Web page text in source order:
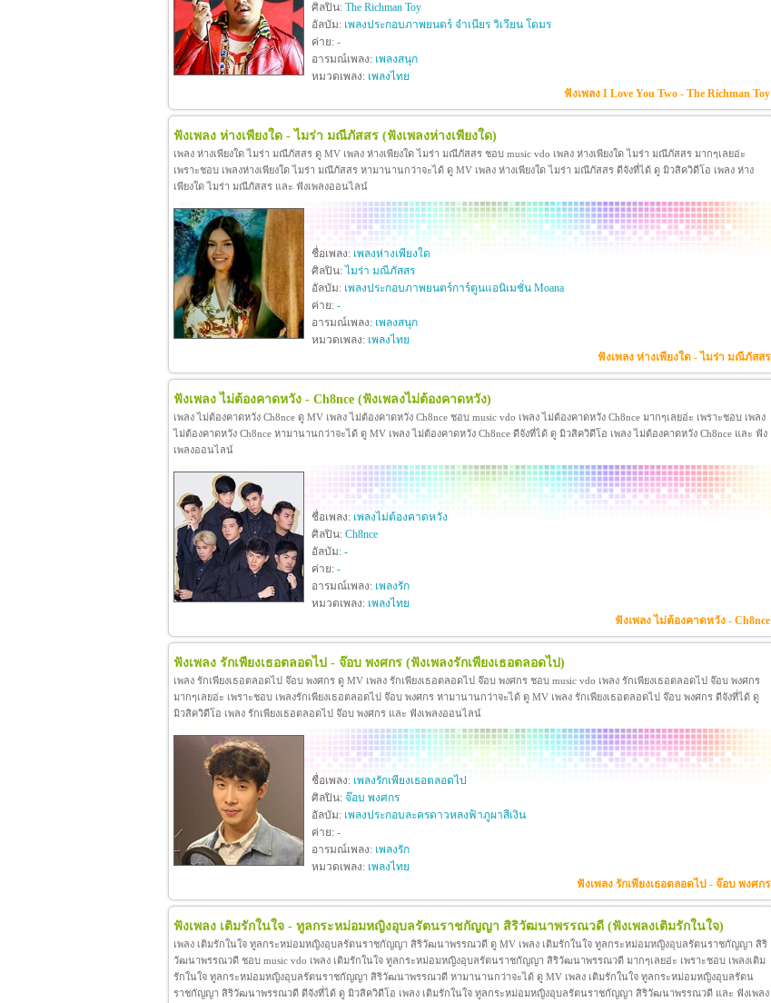
ศิลปิน: The Richman Toy
อัลบัม: เพลงประกอบภาพยนตร์ จำเนียร วิเวียน โตมร
ค่าย: -
อารมณ์เพลง: เพลงสนุก
หมวดเพลง: เพลงไทย
ฟังเพลง I Love You Two - The Richman Toy
ฟังเพลง ห่างเพียงใด - ไมร่า มณีภัสสร (ฟังเพลงห่างเพียงใด)
เพลง ห่างเพียงใด ไมร่า มณีภัสสร ดู MV เพลง ห่างเพียงใด ไมร่า มณีภัสสร ชอบ music vdo เพลง ห่างเพียงใด ไมร่า มณีภัสสร มากๆเลยอ่ะ
เพราะชอบ เพลงห่างเพียงใด ไมร่า มณีภัสสร หามานานกว่าจะได้ ดู MV เพลง ห่างเพียงใด ไมร่า มณีภัสสร ดีจังที่ได้ ดู มิวสิควิดีโอ เพลง ห่าง
เพียงใด ไมร่า มณีภัสสร และ ฟังเพลงออนไลน์
ชื่อเพลง: เพลงห่างเพียงใด
ศิลปิน: ไมร่า มณีภัสสร
อัลบัม: เพลงประกอบภาพยนตร์การ์ตูนแอนิเมชั่น Moana
ค่าย: -
อารมณ์เพลง: เพลงสนุก
หมวดเพลง: เพลงไทย
ฟังเพลง ห่างเพียงใด - ไมร่า มณีภัสสร
ฟังเพลง ไม่ต้องคาดหวัง - Ch8nce (ฟังเพลงไม่ต้องคาดหวัง)
เพลง ไม่ต้องคาดหวัง Ch8nce ดู MV เพลง ไม่ต้องคาดหวัง Ch8nce ชอบ music vdo เพลง ไม่ต้องคาดหวัง Ch8nce มากๆเลยอ่ะ เพราะชอบ เพลง
ไม่ต้องคาดหวัง Ch8nce หามานานกว่าจะได้ ดู MV เพลง ไม่ต้องคาดหวัง Ch8nce ดีจังที่ได้ ดู มิวสิควิดีโอ เพลง ไม่ต้องคาดหวัง Ch8nce และ ฟัง
เพลงออนไลน์
ชื่อเพลง: เพลงไม่ต้องคาดหวัง
ศิลปิน: Ch8nce
อัลบัม: -
ค่าย: -
อารมณ์เพลง: เพลงรัก
หมวดเพลง: เพลงไทย
ฟังเพลง ไม่ต้องคาดหวัง - Ch8nce
ฟังเพลง รักเพียงเธอตลอดไป - จ๊อบ พงศกร (ฟังเพลงรักเพียงเธอตลอดไป)
เพลง รักเพียงเธอตลอดไป จ๊อบ พงศกร ดู MV เพลง รักเพียงเธอตลอดไป จ๊อบ พงศกร ชอบ music vdo เพลง รักเพียงเธอตลอดไป จ๊อบ พงศกร
มากๆเลยอ่ะ เพราะชอบ เพลงรักเพียงเธอตลอดไป จ๊อบ พงศกร หามานานกว่าจะได้ ดู MV เพลง รักเพียงเธอตลอดไป จ๊อบ พงศกร ดีจังที่ได้ ดู
มิวสิควิดีโอ เพลง รักเพียงเธอตลอดไป จ๊อบ พงศกร และ ฟังเพลงออนไลน์
ชื่อเพลง: เพลงรักเพียงเธอตลอดไป
ศิลปิน: จ๊อบ พงศกร
อัลบัม: เพลงประกอบละครดาวหลงฟ้าภูผาสีเงิน
ค่าย: -
อารมณ์เพลง: เพลงรัก
หมวดเพลง: เพลงไทย
ฟังเพลง รักเพียงเธอตลอดไป - จ๊อบ พงศกร
ฟังเพลง เติมรักในใจ - ทูลกระหม่อมหญิงอุบลรัตนราชกัญญา สิริวัฒนาพรรณวดี (ฟังเพลงเติมรักในใจ)
เพลง เติมรักในใจ ทูลกระหม่อมหญิงอุบลรัตนราชกัญญา สิริวัฒนาพรรณวดี ดู MV เพลง เติมรักในใจ ทูลกระหม่อมหญิงอุบลรัตนราชกัญญา สิริ
วัฒนาพรรณวดี ชอบ music vdo เพลง เติมรักในใจ ทูลกระหม่อมหญิงอุบลรัตนราชกัญญา สิริวัฒนาพรรณวดี มากๆเลยอ่ะ เพราะชอบ เพลงเติม
รักในใจ ทูลกระหม่อมหญิงอุบลรัตนราชกัญญา สิริวัฒนาพรรณวดี หามานานกว่าจะได้ ดู MV เพลง เติมรักในใจ ทูลกระหม่อมหญิงอุบลรัตน
ราชกัญญา สิริวัฒนาพรรณวดี ดีจังที่ได้ ดู มิวสิควิดีโอ เพลง เติมรักในใจ ทูลกระหม่อมหญิงอุบลรัตนราชกัญญา สิริวัฒนาพรรณวดี และ ฟังเพลง